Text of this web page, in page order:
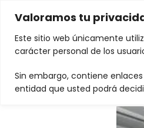
Valoramos tu
Este sitio web únicamente
carácter personal de los
Sin embargo, contiene
entidad que usted podrá